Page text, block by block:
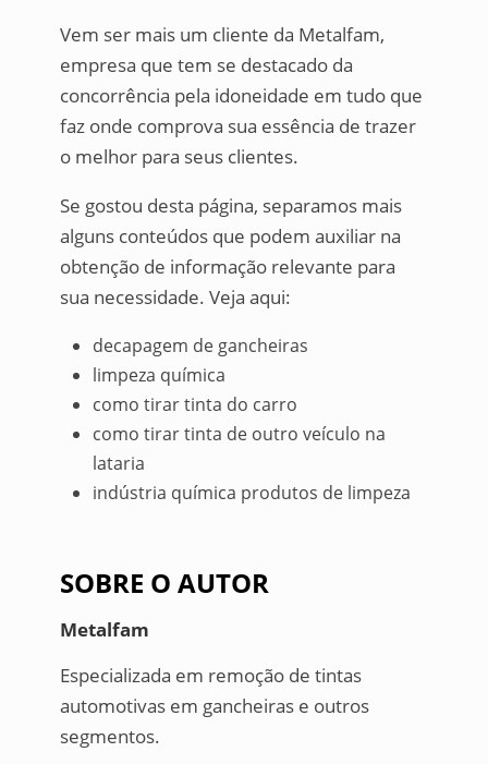
Vem ser mais um cliente da Metalfam,
empresa que tem se destacado da
concorrência pela idoneidade em tudo que
faz onde comprova sua essência de trazer
o melhor para seus clientes.
Se gostou desta página, separamos mais
alguns conteúdos que podem auxiliar na
obtenção de informação relevante para
sua necessidade. Veja aqui:
decapagem de gancheiras
limpeza química
como tirar tinta do carro
como tirar tinta de outro veículo na
lataria
indústria química produtos de limpeza
SOBRE O AUTOR
Metalfam
Especializada em remoção de tintas
automotivas em gancheiras e outros
segmentos.